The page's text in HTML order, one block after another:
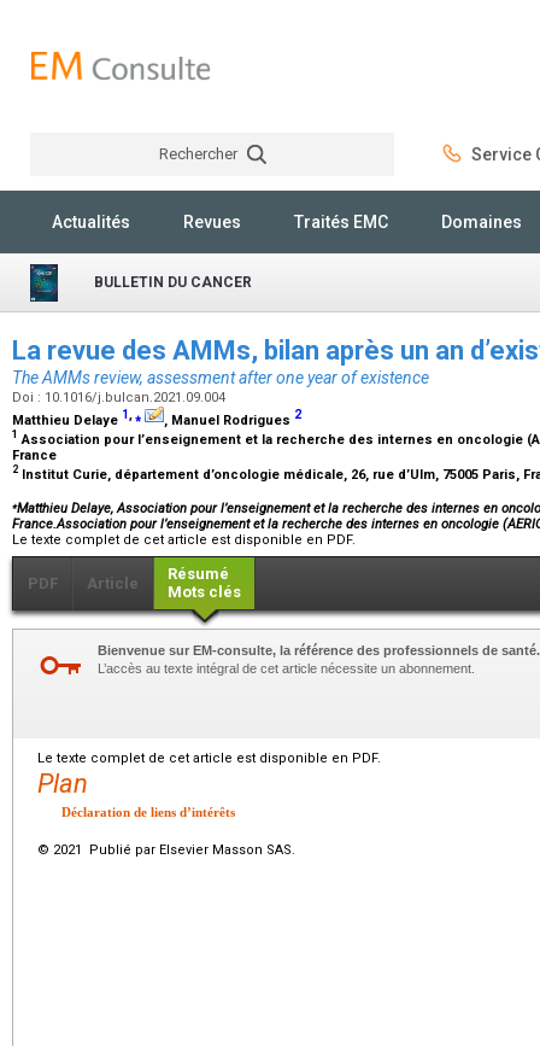
Rechercher Service
Actualités Revues Traités EMC Domaines
BULLETIN DU CANCER
La revue des AMMs, bilan après un an
The AMMs review, assessment after one year of existence
Doi : 10.1016/j.bulcan.2021.09.004
Matthieu Delaye 1,⁎ , Manuel Rodrigues 2
1 Association pour l’enseignement et la recherche des internes en oncologie
France
2 Institut Curie, département d’oncologie médicale, 26, rue d’Ulm, 75005 Paris,
⁎Matthieu Delaye, Association pour l’enseignement et la recherche des internes en
France.Association pour l’enseignement et la recherche des internes en oncologie
Le texte complet de cet article est disponible en PDF.
PDF Article
Résumé
Mots clés
Bienvenue sur EM-consulte, la référence des professionnels de santé.
L’accès au texte intégral de cet article nécessite un abonnement.
Le texte complet de cet article est disponible en PDF.
Plan
Déclaration de liens d’intérêts
© 2021 Publié par Elsevier Masson SAS.